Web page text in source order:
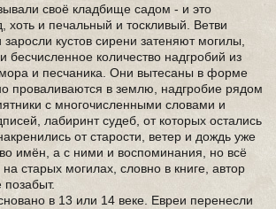
своё кладбище садом - и это
хоть и печальный и тоскливый. Ветви
кустов сирени затеняют могилы,
бесчисленное количество надгробий из
и песчаника. Они вытесаны в форме
проваливаются в землю, надгробие рядом
с многочисленными словами и
лабиринт судеб, от которых остались
от старости, ветер и дождь уже
имён, а с ними и воспоминания, но всё
старых могилах, словно в книге, автор
позабыт.
в 13 или 14 веке. Евреи перенесли